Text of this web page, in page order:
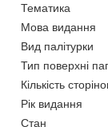
Тематика
Мова видання
Вид палітурки
Тип поверхні
Кількість
Рік видання
Стан